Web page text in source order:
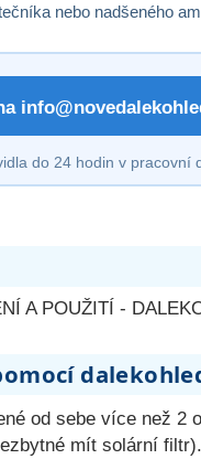
nebo nadšeného
do 24 hodin v pracovní
A POUŽITÍ -
od sebe více než 2
mít solární filtr).